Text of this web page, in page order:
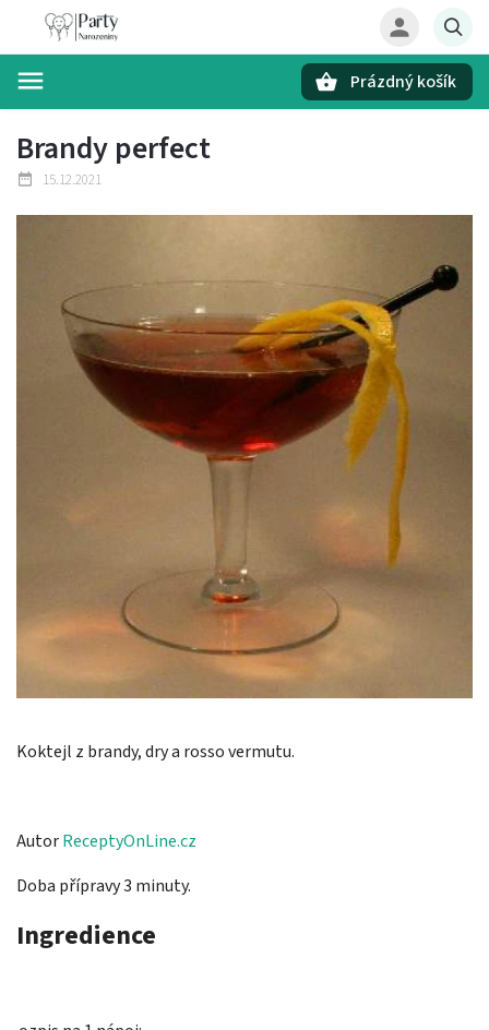
Prázdný košík
Brandy perfect
15.12.2021
Koktejl z brandy, dry a rosso vermutu.
AutorReceptyOnLine.cz
Doba přípravy 3 minuty.
Ingredience